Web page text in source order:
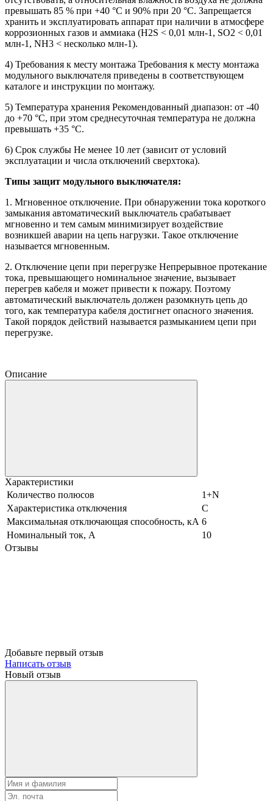
превышать 85 % при +40 °C и 90% при 20 °C. Запрещается
хранить и эксплуатировать аппарат при наличии в атмосфере
коррозионных газов и аммиака (H2S < 0,01 млн-1, SO2 < 0,01
млн-1, NH3 < несколько млн-1).
4) Требования к месту монтажа Требования к месту монтажа
модульного выключателя приведены в соответствующем
каталоге и инструкции по монтажу.
5) Температура хранения Рекомендованный диапазон: от -40
до +70 °C, при этом среднесуточная температура не должна
превышать +35 °C.
6) Срок службы Не менее 10 лет (зависит от условий
эксплуатации и числа отключений сверхтока).
Типы защит модульного выключателя:
1. Мгновенное отключение. При обнаружении тока короткого
замыкания автоматический выключатель срабатывает
мгновенно и тем самым минимизирует воздействие
возникшей аварии на цепь нагрузки. Такое отключение
называется мгновенным.
2. Отключение цепи при перегрузке Непрерывное протекание
тока, превышающего номинальное значение, вызывает
перегрев кабеля и может привести к пожару. Поэтому
автоматический выключатель должен разомкнуть цепь до
того, как температура кабеля достигнет опасного значения.
Такой порядок действий называется размыканием цепи при
перегрузке.
Описание
Характеристики
Количество полюсов
1+N
Характеристика отключения
C
Максимальная отключающая способность, кА 6
Номинальный ток, А
10
Отзывы
Добавьте первый отзыв
Написать отзыв
Новый отзыв